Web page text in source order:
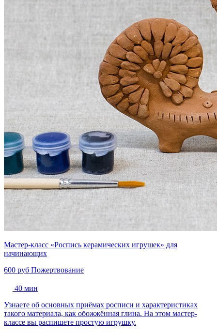
Мастер-класс «Роспись керамических игрушек» для
начинающих
600 руб Пожертвование
40 мин
Узнаете об основных приёмах росписи и характеристиках
такого материала, как обожжённая глина. На этом мастер-
классе вы распишете простую игрушку.